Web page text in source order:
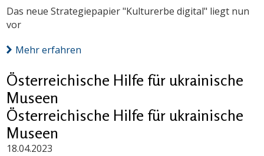
Das neue Strategiepapier "Kulturerbe digital" liegt nun
vor
Mehr erfahren
Österreichische Hilfe für ukrainische
Museen
Österreichische Hilfe für ukrainische
Museen
18.04.2023